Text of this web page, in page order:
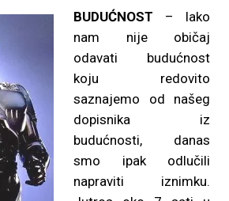
BUDUĆNOST – Iako
nam nije običaj
odavati budućnost
koju redovito
saznajemo od našeg
dopisnika iz
budućnosti, danas
smo ipak odlučili
napraviti iznimku.